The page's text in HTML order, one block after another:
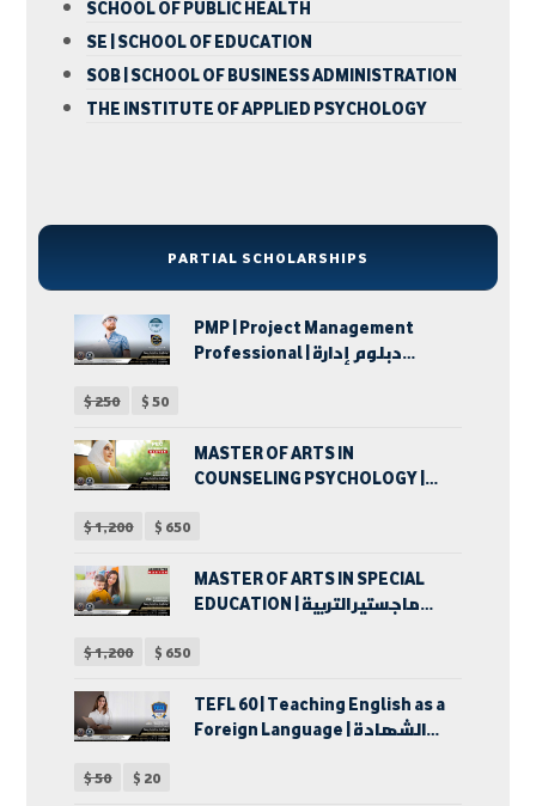
SCHOOL OF PUBLIC HEALTH
SE | SCHOOL OF EDUCATION
SOB | SCHOOL OF BUSINESS ADMINISTRATION
THE INSTITUTE OF APPLIED PSYCHOLOGY
PARTIAL SCHOLARSHIPS
PMP | Project Management
Professional | دبلوم إدارة
$250 $50
MASTER OF ARTS IN
COUNSELING PSYCHOLOGY |
$1,200 $650
MASTER OF ARTS IN SPECIAL
EDUCATION | ماجستير التربية
$1,200 $650
TEFL 60 | Teaching English as a
Foreign Language | الشهادة
$50 $20